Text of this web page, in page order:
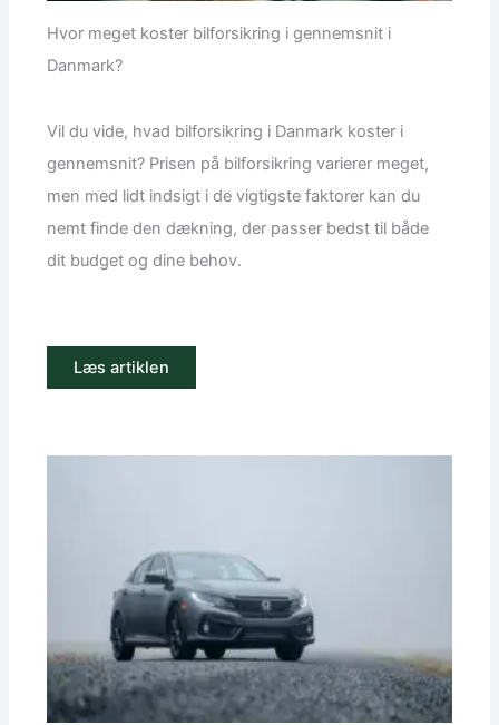
Hvor meget koster bilforsikring i gennemsnit i
Danmark?
Vil du vide, hvad bilforsikring i Danmark koster i
gennemsnit? Prisen på bilforsikring varierer meget,
men med lidt indsigt i de vigtigste faktorer kan du
nemt finde den dækning, der passer bedst til både
dit budget og dine behov.
Læs artiklen